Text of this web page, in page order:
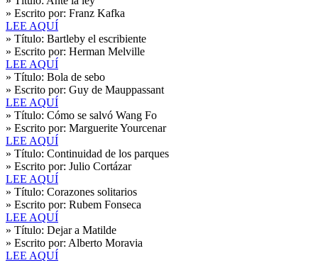
» Escrito por: Franz Kafka
LEE AQUÍ
» Título: Bartleby el escribiente
» Escrito por: Herman Melville
LEE AQUÍ
» Título: Bola de sebo
» Escrito por: Guy de Mauppassant
LEE AQUÍ
» Título: Cómo se salvó Wang Fo
» Escrito por: Marguerite Yourcenar
LEE AQUÍ
» Título: Continuidad de los parques
» Escrito por: Julio Cortázar
LEE AQUÍ
» Título: Corazones solitarios
» Escrito por: Rubem Fonseca
LEE AQUÍ
» Título: Dejar a Matilde
» Escrito por: Alberto Moravia
LEE AQUÍ